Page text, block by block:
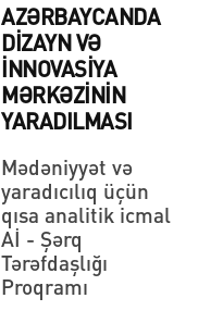
AZƏRBAYCANDA
DİZAYN VƏ
İNNOVASİYA
MƏRKƏZİNİN
YARADILMASI
Mədəniyyət və
yaradıcılıq üçün
qısa analitik icmal
Aİ - Şərq
Tərəfdaşlığı
Proqramı